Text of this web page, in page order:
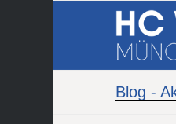
Blog -